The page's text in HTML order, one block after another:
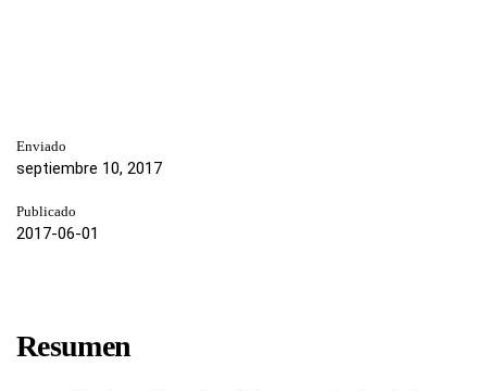
Enviado
septiembre 10, 2017
Publicado
2017-06-01
Resumen